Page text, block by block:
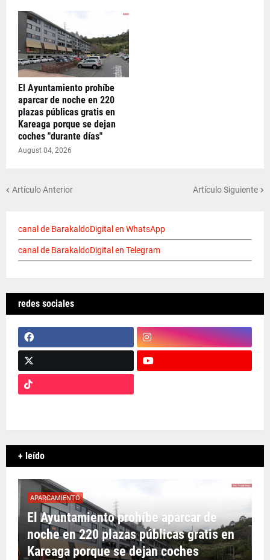
El Ayuntamiento prohíbe
aparcar de noche en 220
plazas públicas gratis en
Kareaga porque se dejan
coches "durante días"
August 04, 2026
Artículo Anterior Artículo Siguiente
canal de BarakaldoDigital en WhatsApp
canal de BarakaldoDigital en Telegram
redes sociales
+ leído
APARCAMIENTO
El Ayuntamiento prohíbe aparcar de
noche en 220 plazas públicas gratis en
Kareaga porque se dejan coches